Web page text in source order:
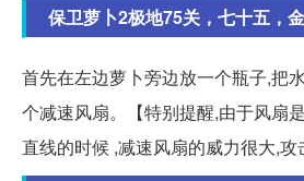
保卫萝卜2极地75关，七十五，
首先在左边萝卜旁边放一个瓶子,把
个减速风扇。【特别提醒,由于风扇
直线的时候 ,减速风扇的威力很大,攻